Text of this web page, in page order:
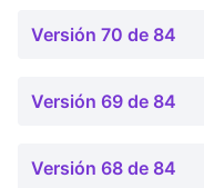
Versión 70 de 84
Versión 69 de 84
Versión 68 de 84